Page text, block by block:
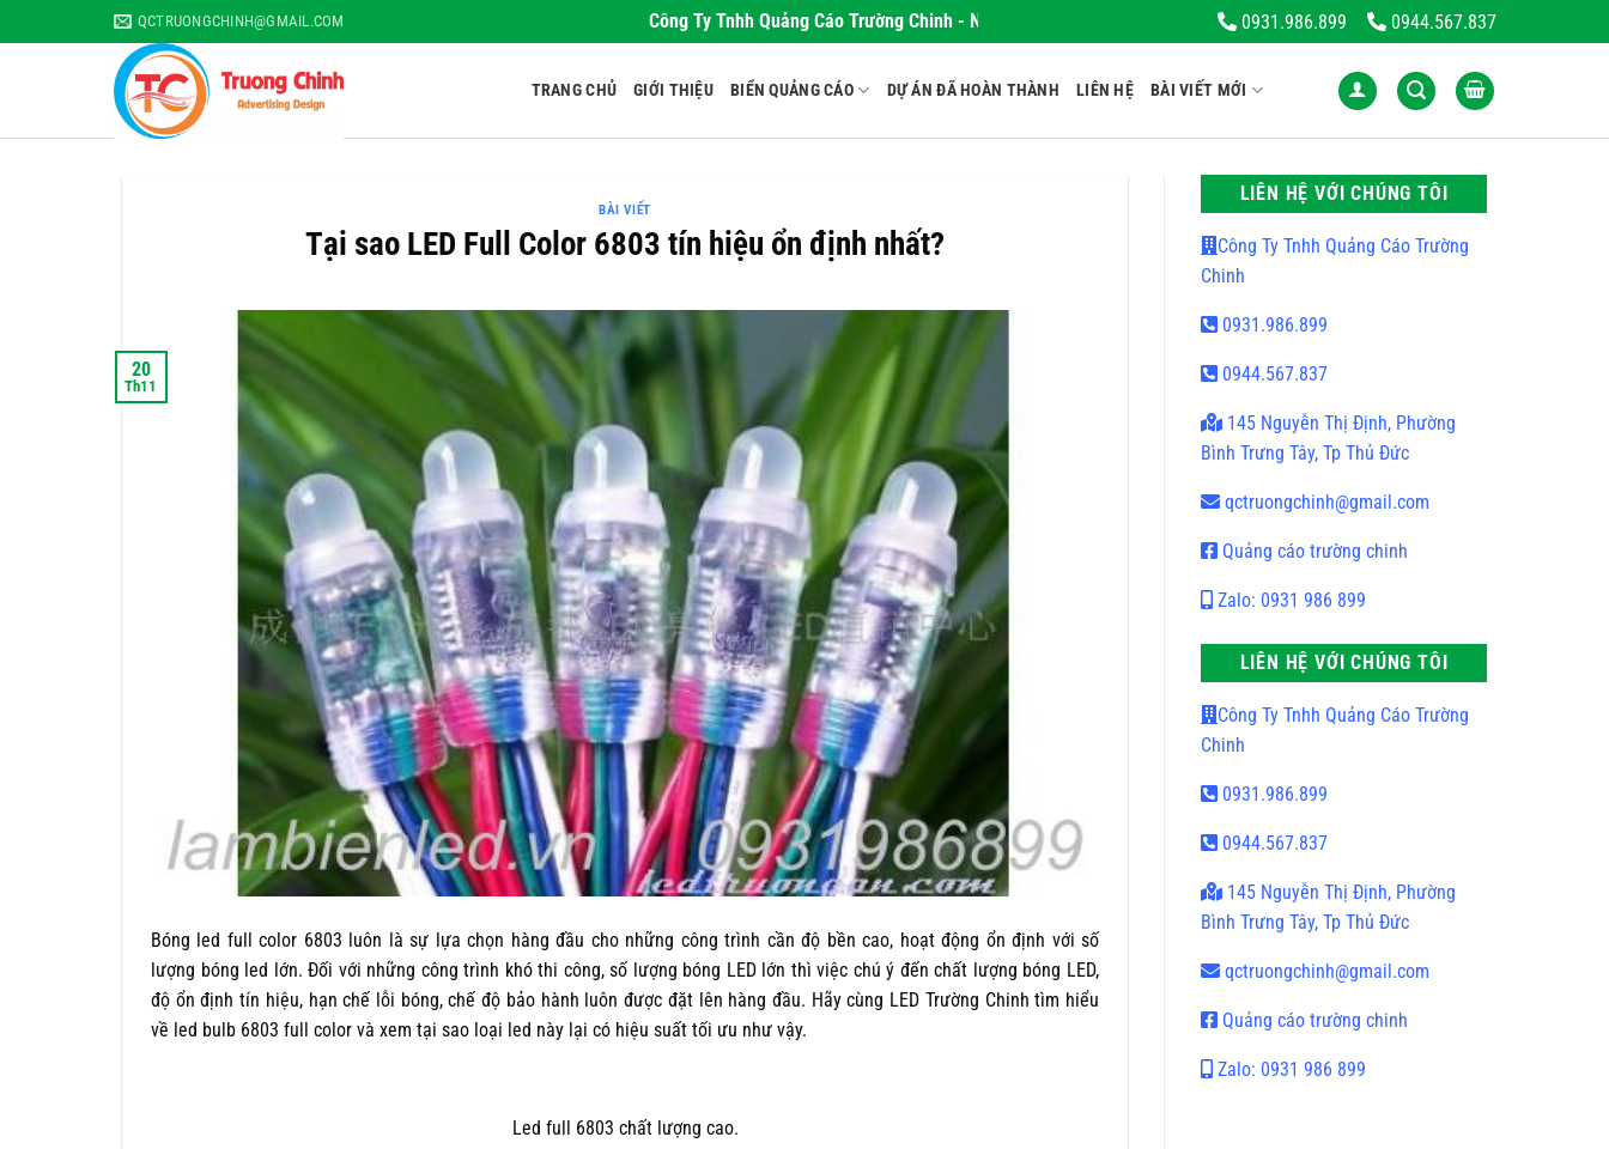
to
QCTRUONGCHINH@GMAIL.COM Công Ty Tnhh Quảng Cáo Trường Chinh - Nơi Khơi Nguồn Những Sản Phẩm Đẹp, Chất Lượng. Thương Hiệu Dẫn Đầu Trong Lĩnh
0931.986.899 0944.567.837
TRANG CHỦ GIỚI THIỆU BIỂN QUẢNG CÁO DỰ ÁN ĐÃ HOÀN THÀNH LIÊN HỆ BÀI VIẾT MỚI
BÀI VIẾT
Tại sao LED Full Color 6803 tín hiệu ổn định nhất?
20
Th11
Bóng led full color 6803 luôn là sự lựa chọn hàng đầu cho những công trình cần độ bền cao, hoạt động ổn định với số
lượng bóng led lớn. Đối với những công trình khó thi công, số lượng bóng LED lớn thì việc chú ý đến chất lượng bóng LED,
độ ổn định tín hiệu, hạn chế lỗi bóng, chế độ bảo hành luôn được đặt lên hàng đầu. Hãy cùng LED Trường Chinh tìm hiểu
về led bulb 6803 full color và xem tại sao loại led này lại có hiệu suất tối ưu như vậy.
Led full 6803 chất lượng cao.
LIÊN HỆ VỚI CHÚNG TÔI
Công Ty Tnhh Quảng Cáo Trường
Chinh
0931.986.899
0944.567.837
145 Nguyễn Thị Định, Phường
Bình Trưng Tây, Tp Thủ Đức
qctruongchinh@gmail.com
Quảng cáo trường chinh
Zalo: 0931 986 899
LIÊN HỆ VỚI CHÚNG TÔI
Công Ty Tnhh Quảng Cáo Trường
Chinh
0931.986.899
0944.567.837
145 Nguyễn Thị Định, Phường
Bình Trưng Tây, Tp Thủ Đức
qctruongchinh@gmail.com
Quảng cáo trường chinh
Zalo: 0931 986 899